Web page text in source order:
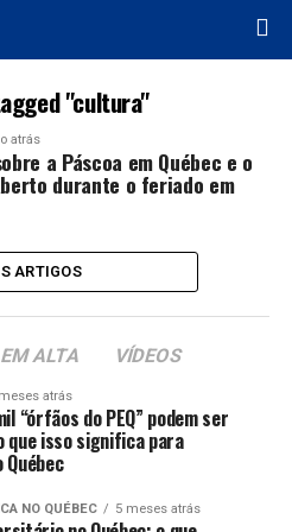
"cultura"
atrás
a Páscoa em Québec e o
durante o feriado em
ARTIGOS
EM ALTA VÍDEOS
atrás
“órfãos do PEQ” podem ser
que isso significa para
NO QUÉBEC 5 meses atrás